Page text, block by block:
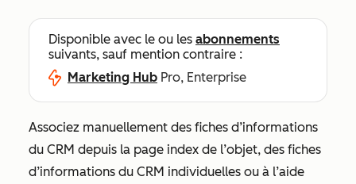
Disponible avec le ou les abonnements
suivants, sauf mention contraire :
Marketing Hub Pro, Enterprise
Associez manuellement des fiches d’informations
du CRM depuis la page index de l’objet, des fiches
d’informations du CRM individuelles ou à l’aide